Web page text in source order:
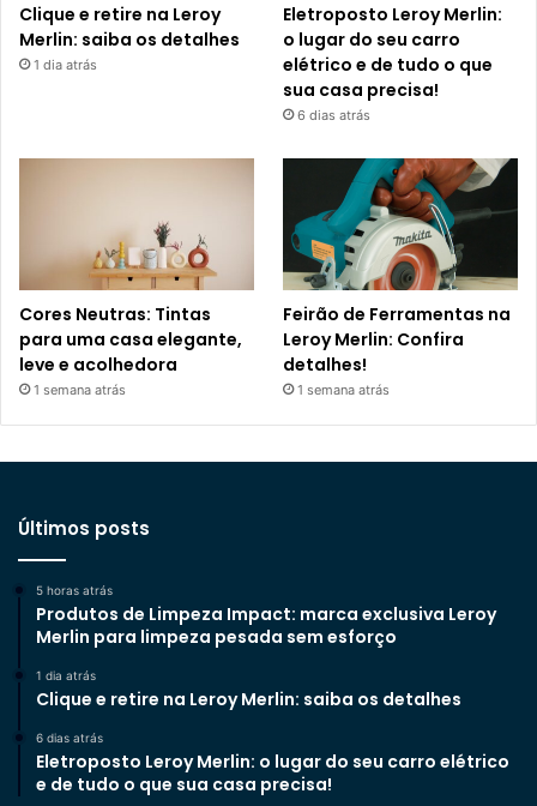
Clique e retire na Leroy
Merlin: saiba os detalhes
1 dia atrás
Eletroposto Leroy Merlin:
o lugar do seu carro
elétrico e de tudo o que
sua casa precisa!
6 dias atrás
Cores Neutras: Tintas
para uma casa elegante,
leve e acolhedora
1 semana atrás
Feirão de Ferramentas na
Leroy Merlin: Confira
detalhes!
1 semana atrás
Últimos posts
5 horas atrás
Produtos de Limpeza Impact: marca exclusiva Leroy
Merlin para limpeza pesada sem esforço
1 dia atrás
Clique e retire na Leroy Merlin: saiba os detalhes
6 dias atrás
Eletroposto Leroy Merlin: o lugar do seu carro elétrico
e de tudo o que sua casa precisa!